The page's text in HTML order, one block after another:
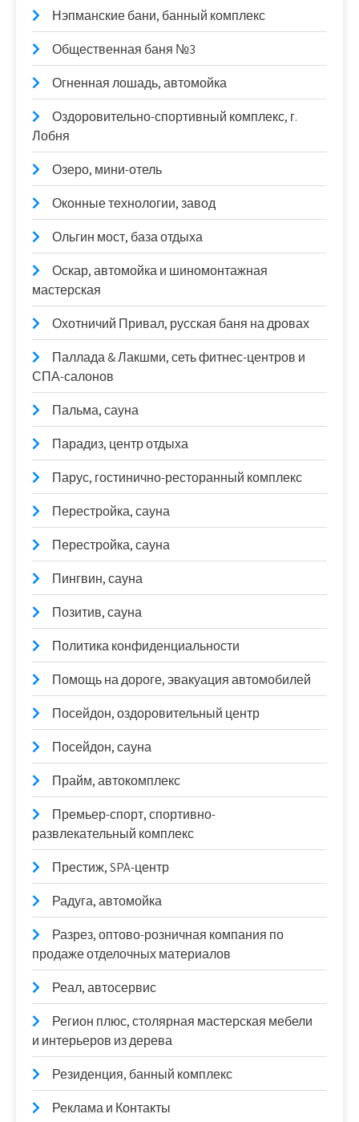
Нэпманские бани, банный комплекс
Общественная баня №3
Огненная лошадь, автомойка
Оздоровительно-спортивный комплекс, г.
Лобня
Озеро, мини-отель
Оконные технологии, завод
Ольгин мост, база отдыха
Оскар, автомойка и шиномонтажная
мастерская
Охотничий Привал, русская баня на дровах
Паллада & Лакшми, сеть фитнес-центров и
СПА-салонов
Пальма, сауна
Парадиз, центр отдыха
Парус, гостинично-ресторанный комплекс
Перестройка, сауна
Перестройка, сауна
Пингвин, сауна
Позитив, сауна
Политика конфиденциальности
Помощь на дороге, эвакуация автомобилей
Посейдон, оздоровительный центр
Посейдон, сауна
Прайм, автокомплекс
Премьер-спорт, спортивно-
развлекательный комплекс
Престиж, SPA-центр
Радуга, автомойка
Разрез, оптово-розничная компания по
продаже отделочных материалов
Реал, автосервис
Регион плюс, столярная мастерская мебели
и интерьеров из дерева
Резиденция, банный комплекс
Реклама и Контакты